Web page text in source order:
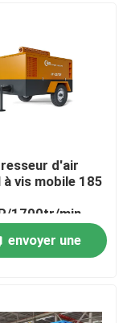
d'air
à vis mobile 185
1700tr/min
envoyer une